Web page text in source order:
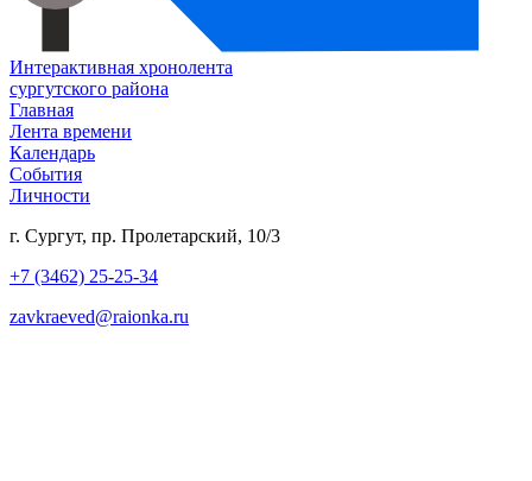
Интерактивная хронолента
сургутского района
Главная
Лента времени
Календарь
События
Личности
г. Сургут, пр. Пролетарский, 10/3
+7 (3462) 25-25-34
zavkraeved@raionka.ru